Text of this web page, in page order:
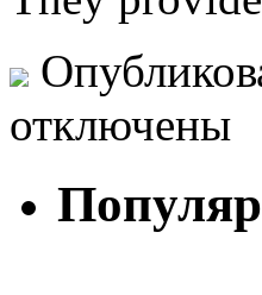
отключены